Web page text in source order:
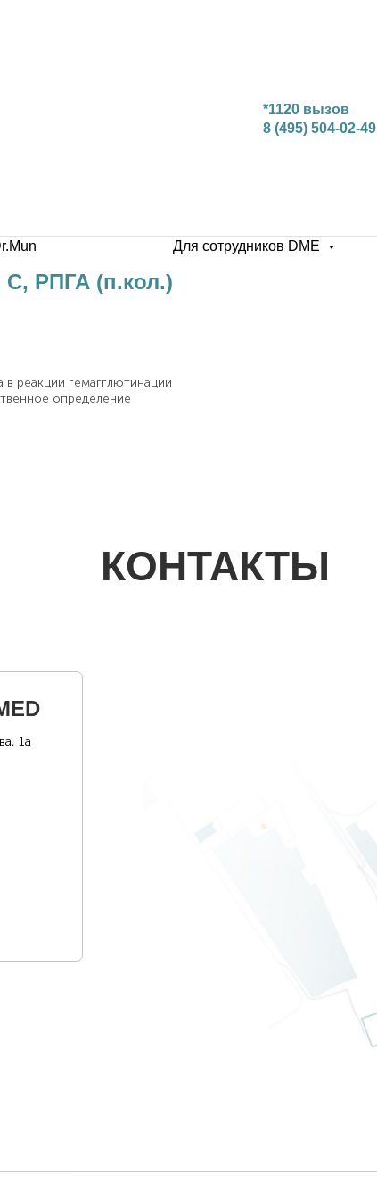
*1120 вызов
8 (495) 504-02-49
Для сотрудников DME
РПГА (п.кол.)
реакции гемагглютинации
определение
КОНТАКТЫ
1а